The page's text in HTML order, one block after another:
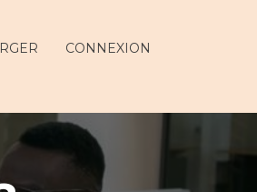
CONNEXION